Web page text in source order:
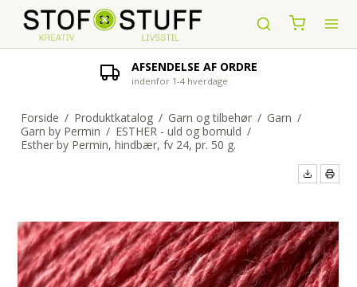
AFSENDELSE AF ORDRE
indenfor 1-4 hverdage
Forside / Produktkatalog / Garn og tilbehør / Garn /
Garn by Permin / ESTHER - uld og bomuld /
Esther by Permin, hindbær, fv 24, pr. 50 g.